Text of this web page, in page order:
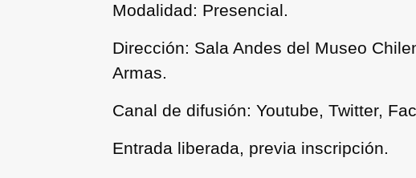
Modalidad: Presencial.
Dirección: Sala Andes del Museo
Armas.
Canal de difusión: Youtube, Twitter,
Entrada liberada, previa inscripción.